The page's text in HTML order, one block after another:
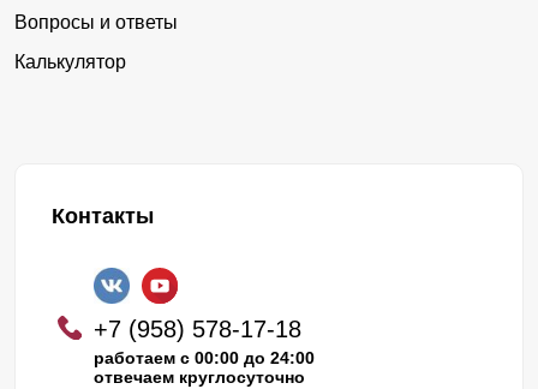
Вопросы и ответы
Калькулятор
Контакты
+7 (958) 578-17-18
работаем с 00:00 до 24:00
отвечаем круглосуточно